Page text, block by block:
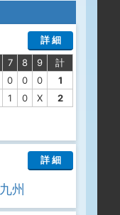
詳 細
7 8 9
計
0 0 0
1
1 0 X
2
詳 細
州